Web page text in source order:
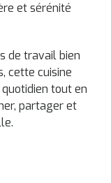
et sérénité
de travail bien
cette cuisine
tout en
partager et